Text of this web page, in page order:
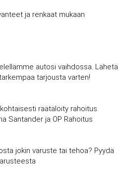
ja renkaat mukaan
autosi vaihdossa. Lähetä
tarjousta varten!
räätälöity rahoitus
Santander ja OP Rahoitus
jokin varuste tai tehoa? Pyydä